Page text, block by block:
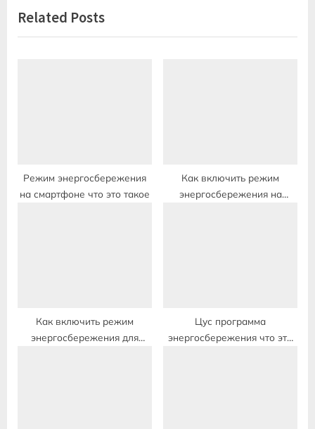
o
u
t
P
Related Posts
Режим энергосбережения
на смартфоне что это такое
Как включить режим
энергосбережения на
Как включить режим
энергосбережения для
Цус программа
энергосбережения что это